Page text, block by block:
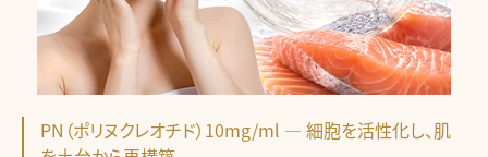
PN（ポリヌクレオチド）10mg/ml — 細胞を活性化し、肌